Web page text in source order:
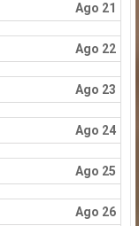
Ago 21
Ago 22
Ago 23
Ago 24
Ago 25
Ago 26